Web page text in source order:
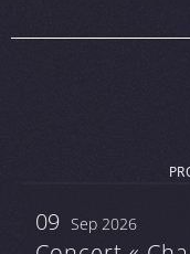
09 Sep 2026